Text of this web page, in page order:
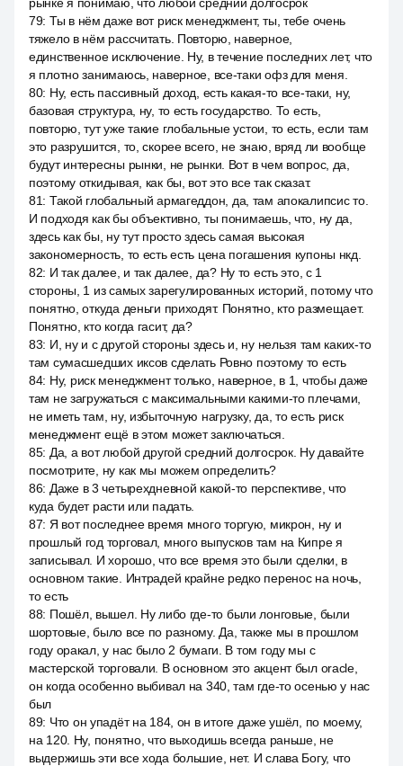
79: Ты в нём даже вот риск менеджмент, ты, тебе очень
тяжело в нём рассчитать. Повторю, наверное,
единственное исключение. Ну, в течение последних лет, что
я плотно занимаюсь, наверное, все-таки офз для меня.
80: Ну, есть пассивный доход, есть какая-то все-таки, ну,
базовая структура, ну, то есть государство. То есть,
повторю, тут уже такие глобальные устои, то есть, если там
это разрушится, то, скорее всего, не знаю, вряд ли вообще
будут интересны рынки, не рынки. Вот в чем вопрос, да,
поэтому откидывая, как бы, вот это все так сказат.
81: Такой глобальный армагеддон, да, там апокалипсис то.
И подходя как бы объективно, ты понимаешь, что, ну да,
здесь как бы, ну тут просто здесь самая высокая
закономерность, то есть есть цена погашения купоны нкд.
82: И так далее, и так далее, да? Ну то есть это, с 1
стороны, 1 из самых зарегулированных историй, потому что
понятно, откуда деньги приходят. Понятно, кто размещает.
Понятно, кто когда гасит, да?
83: И, ну и с другой стороны здесь и, ну нельзя там каких-то
там сумасшедших иксов сделать Ровно поэтому то есть
84: Ну, риск менеджмент только, наверное, в 1, чтобы даже
там не загружаться с максимальными какими-то плечами,
не иметь там, ну, избыточную нагрузку, да, то есть риск
менеджмент ещё в этом может заключаться.
85: Да, а вот любой другой средний долгосрок. Ну давайте
посмотрите, ну как мы можем определить?
86: Даже в 3 четырехдневной какой-то перспективе, что
куда будет расти или падать.
87: Я вот последнее время много торгую, микрон, ну и
прошлый год торговал, много выпусков там на Кипре я
записывал. И хорошо, что все время это были сделки, в
основном такие. Интрадей крайне редко перенос на ночь,
то есть
88: Пошёл, вышел. Ну либо где-то были лонговые, были
шортовые, было все по разному. Да, также мы в прошлом
году оракал, у нас было 2 бумаги. В том году мы с
мастерской торговали. В основном это акцент был oracle,
он когда особенно выбивал на 340, там где-то осенью у нас
был
89: Что он упадёт на 184, он в итоге даже ушёл, по моему,
на 120. Ну, понятно, что выходишь всегда раньше, не
выдержишь эти все хода большие, нет. И слава Богу, что